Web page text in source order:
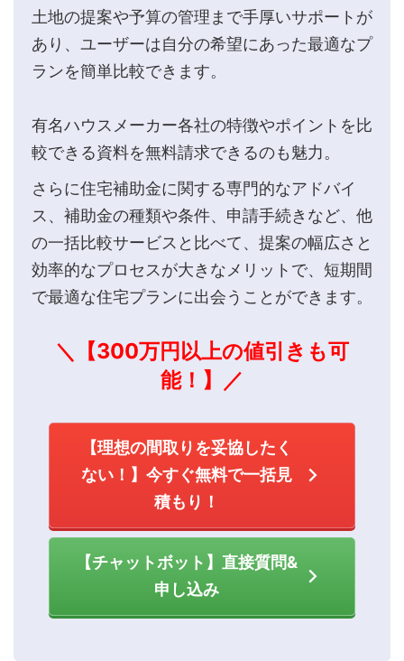
土地の提案や予算の管理まで手厚いサポートが
あり、ユーザーは自分の希望にあった最適なプ
ランを簡単比較できます。
有名ハウスメーカー各社の特徴やポイントを比
較できる資料を無料請求できるのも魅力。
さらに住宅補助金に関する専門的なアドバイ
ス、補助金の種類や条件、申請手続きなど、他
の一括比較サービスと比べて、提案の幅広さと
効率的なプロセスが大きなメリットで、短期間
で最適な住宅プランに出会うことができます。
＼【300万円以上の値引きも可
能！】／
【理想の間取りを妥協したく
ない！】今すぐ無料で一括見
積もり！
【チャットボット】直接質問&
申し込み